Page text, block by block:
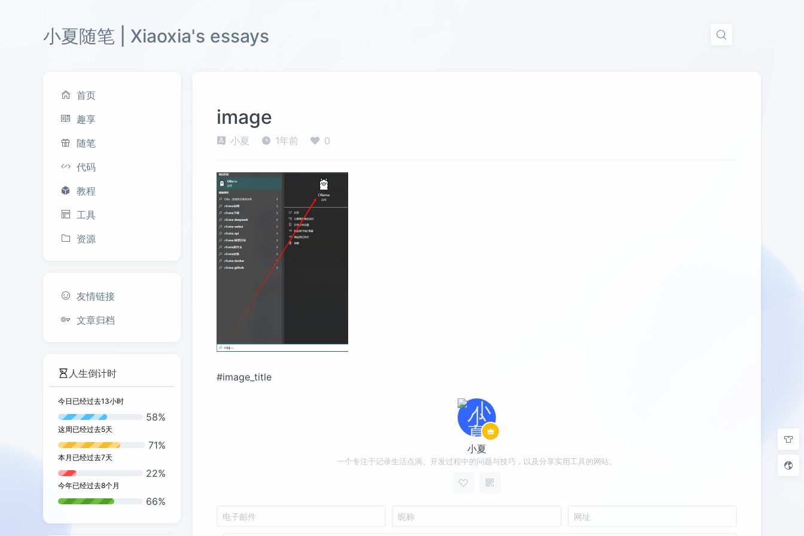
小夏随笔 | Xiaoxia's essays
首页
趣享
随笔
代码
教程
工具
资源
友情链接
文章归档
人生倒计时
今日已经过去13小时
58%
这周已经过去5天
71%
本月已经过去7天
22%
今年已经过去8个月
66%
image
小夏 1年前 0
#image_title
小夏
一个专注于记录生活点滴、开发过程中的问题与技巧，以及分享实用工具的网站。